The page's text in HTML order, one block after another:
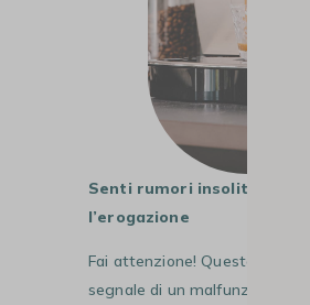
Senti rumori insoliti
l’erogazione
Fai attenzione! Questo
segnale di un